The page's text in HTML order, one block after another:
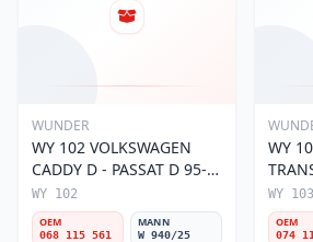
WUNDER
WY 102 VOLKSWAGEN
CADDY D - PASSAT D 95-
01 068 115 561 Yağ
Filtresi
WY 102
OEM
068 115 561
MANN
W 940/25
WY
WY 103
OEM
074